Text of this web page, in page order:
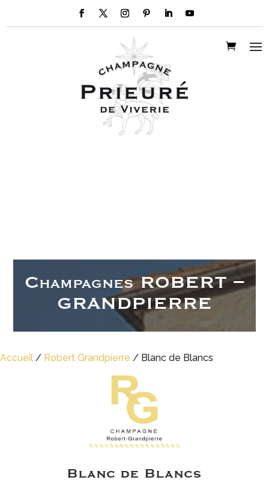
Champagnes ROBERT –
GRANDPIERRE
Accueil / Robert Grandpierre / Blanc de Blancs
Blanc de Blancs